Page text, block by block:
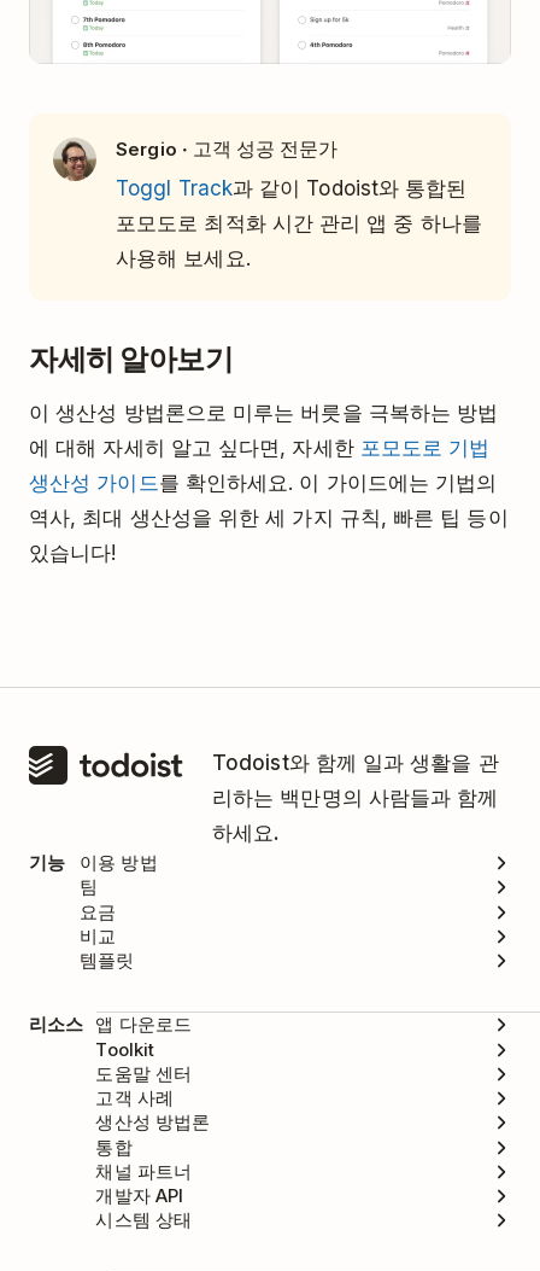
Sergio · 고객 성공 전문가
Toggl Track과 같이 Todoist와 통합된
포모도로 최적화 시간 관리 앱 중 하나를
사용해 보세요.
자세히 알아보기
이 생산성 방법론으로 미루는 버릇을 극복하는 방법
에 대해 자세히 알고 싶다면, 자세한 포모도로 기법
생산성 가이드를 확인하세요. 이 가이드에는 기법의
역사, 최대 생산성을 위한 세 가지 규칙, 빠른 팁 등이
있습니다!
Todoist와 함께 일과 생활을 관
리하는 백만명의 사람들과 함께
하세요.
기능
이용 방법
팀
요금
비교
템플릿
리소스 앱 다운로드
Toolkit
도움말 센터
고객 사례
생산성 방법론
통합
채널 파트너
개발자 API
시스템 상태